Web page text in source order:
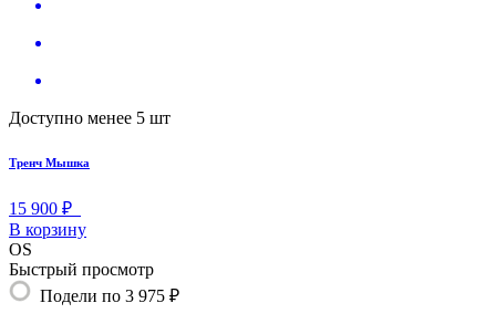
Доступно менее 5 шт
Тренч Мышка
15 900 ₽
В корзину
OS
Быстрый просмотр
Подели по 3 975 ₽